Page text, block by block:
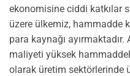
ekonomisine ciddi katkılar
üzere ülkemiz, hammadde
para kaynağı
maliyeti yüksek
olarak üretim sektörlerinde